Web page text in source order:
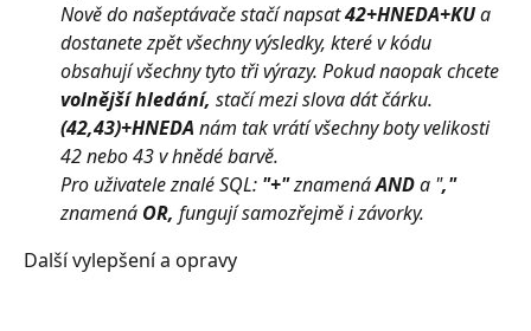
Nově do našeptávače stačí napsat 42+HNEDA+KU a
dostanete zpět všechny výsledky, které v kódu
obsahují všechny tyto tři výrazy. Pokud naopak chcete
volnější hledání, stačí mezi slova dát čárku.
(42,43)+HNEDA nám tak vrátí všechny boty velikosti
42 nebo 43 v hnědé barvě.
Pro uživatele znalé SQL: "+" znamená AND a ","
znamená OR, fungují samozřejmě i závorky.
Další vylepšení a opravy